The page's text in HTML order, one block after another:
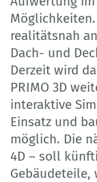
realitätsnah
Dach- und
Derzeit wird
PRIMO 3D
interaktive
Einsatz und
möglich. Die
4D – soll
Gebäudeteile,